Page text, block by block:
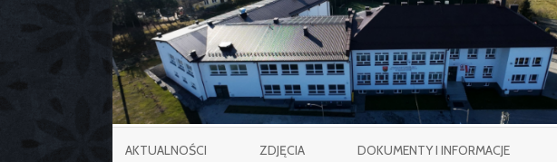
AKTUALNOŚCI ZDJĘCIA DOKUMENTY I INFORMACJE